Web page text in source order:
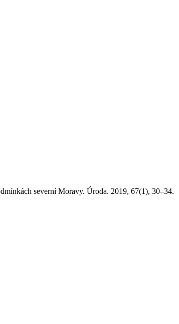
severní Moravy. Úroda. 2019, 67(1), 30–34.